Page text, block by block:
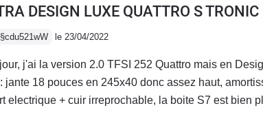
DESIGN LUXE QUATTRO S TRONIC
§cdu521wW le 23/04/2022
j'ai la version 2.0 TFSI 252 Quattro mais en
jante 18 pouces en 245x40 donc assez haut,
electrique + cuir irreprochable, la boite S7 est bien